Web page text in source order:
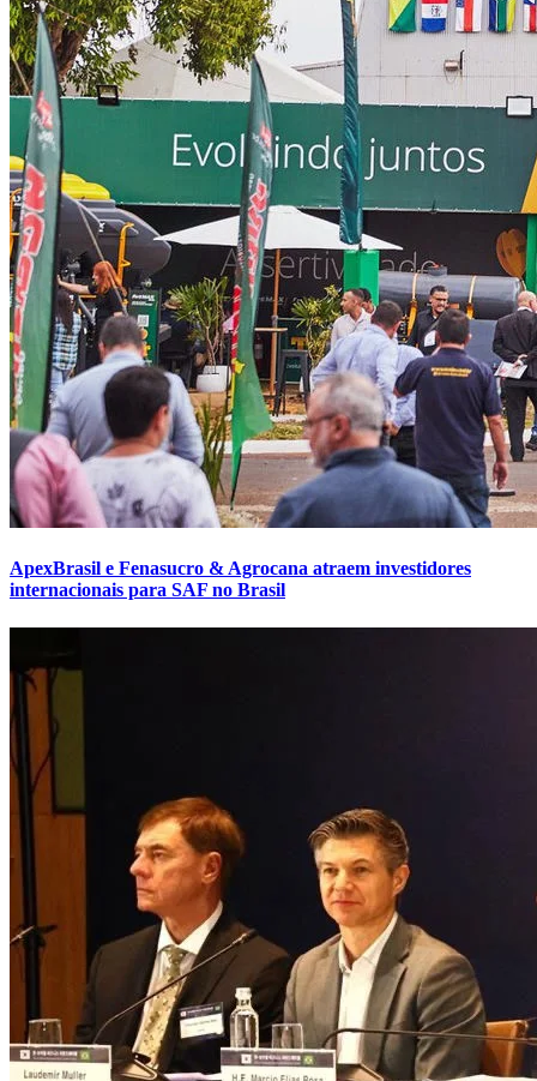
ApexBrasil e Fenasucro & Agrocana atraem investidores
internacionais para SAF no Brasil